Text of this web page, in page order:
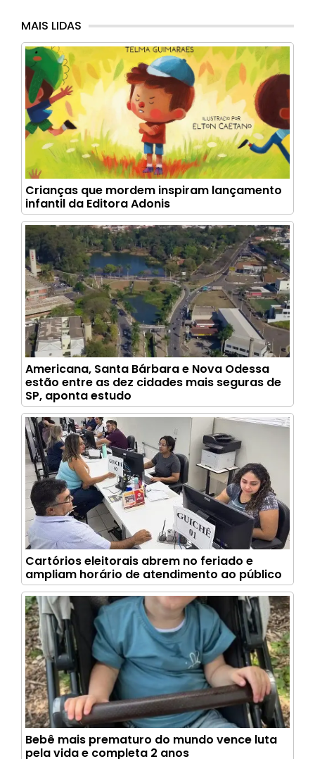
MAIS LIDAS
Crianças que mordem inspiram lançamento
infantil da Editora Adonis
Americana, Santa Bárbara e Nova Odessa
estão entre as dez cidades mais seguras de
SP, aponta estudo
Cartórios eleitorais abrem no feriado e
ampliam horário de atendimento ao público
Bebê mais prematuro do mundo vence luta
pela vida e completa 2 anos